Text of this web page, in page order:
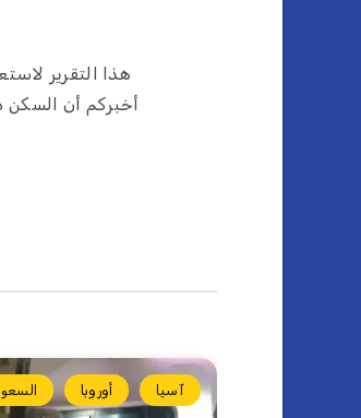
هذا التقرير
أخبركم أن السكن
آسيا أوروبا